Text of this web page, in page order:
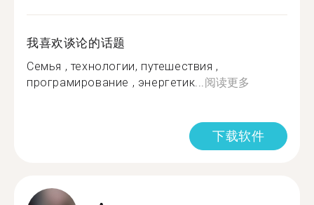
我喜欢谈论的话题
Семья , технологии, путешествия ,
програмирование , энергетик...阅读更多
下载软件